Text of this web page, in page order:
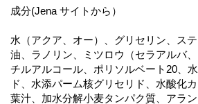
成分(Jena サイトから）
水（アクア、オー）、グリセリン、ス
油、ラノリン、ミツロウ（セラアルバ
チルアルコール、ポリソルベート20、
ド、水添パーム核グリセリド、水酸化
葉汁、加水分解小麦タンパク質、アラ